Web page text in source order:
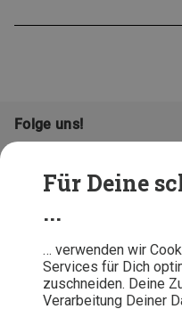
Für Deine
...
… verwenden wir
Services für Dich
zuschneiden. Deine
Verarbeitung Deiner
Folge uns!